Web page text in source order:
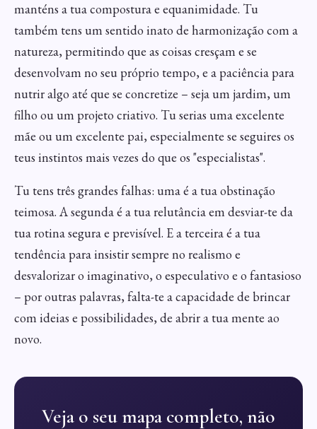
manténs a tua compostura e equanimidade. Tu
também tens um sentido inato de harmonização com a
natureza, permitindo que as coisas cresçam e se
desenvolvam no seu próprio tempo, e a paciência para
nutrir algo até que se concretize – seja um jardim, um
filho ou um projeto criativo. Tu serias uma excelente
mãe ou um excelente pai, especialmente se seguires os
teus instintos mais vezes do que os "especialistas".
Tu tens três grandes falhas: uma é a tua obstinação
teimosa. A segunda é a tua relutância em desviar-te da
tua rotina segura e previsível. E a terceira é a tua
tendência para insistir sempre no realismo e
desvalorizar o imaginativo, o especulativo e o fantasioso
– por outras palavras, falta-te a capacidade de brincar
com ideias e possibilidades, de abrir a tua mente ao
novo.
Veja o seu mapa completo, não